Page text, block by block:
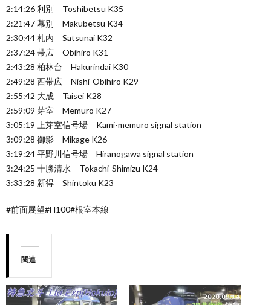
2:14:26 利別 Toshibetsu K35
2:21:47 幕別 Makubetsu K34
2:30:44 札内 Satsunai K32
2:37:24 帯広 Obihiro K31
2:43:28 柏林台 Hakurindai K30
2:49:28 西帯広 Nishi-Obihiro K29
2:55:42 大成 Taisei K28
2:59:09 芽室 Memuro K27
3:05:19 上芽室信号場 Kami-memuro signal station
3:09:28 御影 Mikage K26
3:19:24 平野川信号場 Hiranogawa signal station
3:24:25 十勝清水 Tokachi-Shimizu K24
3:33:28 新得 Shintoku K23
#前面展望#H100#根室本線
関連